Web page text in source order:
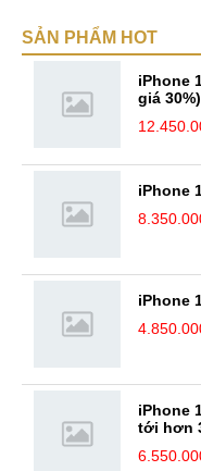
hiểu biết mới mẻ và thú vị.
SẢN PHẨM HOT
iPhone
giá 30%)
iPhone
iPhone
iPhone
tới hơn